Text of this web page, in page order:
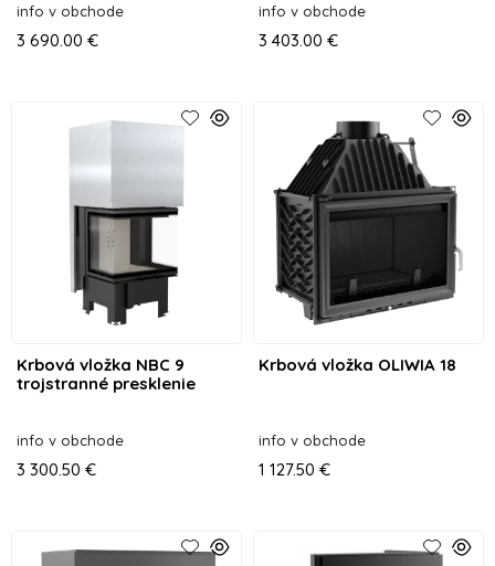
info v obchode
3 690.00 €
info v obchode
3 403.00 €
Krbová vložka NBC 9
trojstranné presklenie
info v obchode
3 300.50 €
Krbová vložka OLIWIA 18
info v obchode
1 127.50 €